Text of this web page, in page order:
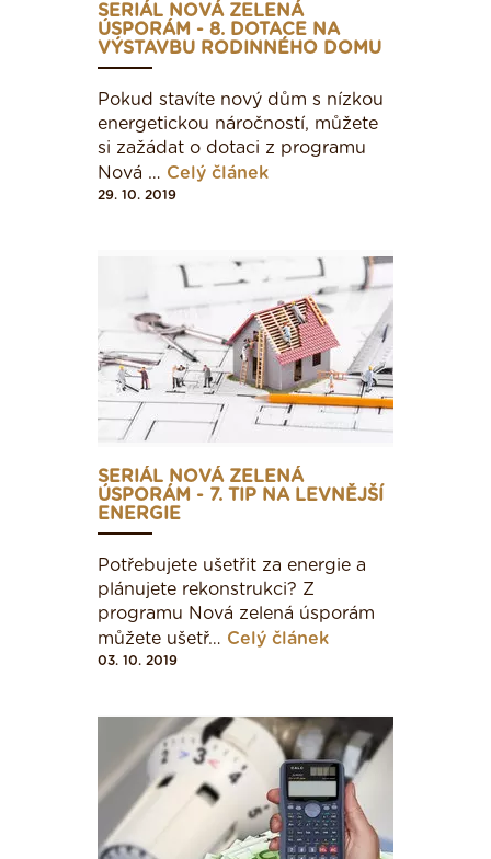
površích a další parametry. Zařazení budovy do
třídy energetické náročnosti se pro ve vyhlášce
vyjmenované typy budov určují podle tabulky č.
1. Pro ostatní typy budov, které zde nejsou
vyjmenované, se budovy zatřiďují podle
Evropských norem, zejména EN 15217.
Druh budovy
A
B
C
D
E
SERIÁL NOVÁ ZELENÁ
ÚSPORÁM - 8. DOTACE NA
VÝSTAVBU RODINNÉHO DOMU
Pokud stavíte nový dům s nízkou
energetickou náročností, můžete
si zažádat o dotaci z programu
Nová … Celý článek
29. 10. 2019
SERIÁL NOVÁ ZELENÁ
ÚSPORÁM - 7. TIP NA LEVNĚJŠÍ
ENERGIE
Potřebujete ušetřit za energie a
plánujete rekonstrukci? Z
programu Nová zelená úsporám
můžete ušetř… Celý článek
03. 10. 2019